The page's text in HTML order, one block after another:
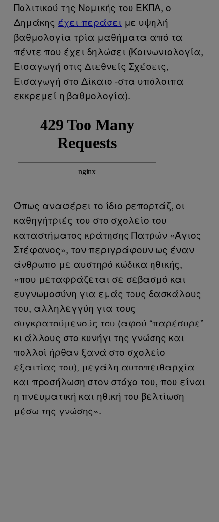
Πολιτικού της Νομικής του ΕΚΠΑ, ο
Δημάκης έχει περάσει με υψηλή
βαθμολογία τρία μαθήματα από τα
πέντε που έχει δηλώσει (Κοινωνιολογία,
Εισαγωγή στις Διεθνείς Σχέσεις,
Εισαγωγή στο Δίκαιο -στα υπόλοιπα
εκκρεμεί η βαθμολογία).
Όπως αναφέρει το ίδιο ρεπορτάζ, οι
καθηγήτριές του στο σχολείο του
καταστήματος κράτησης Πατρών «Άγιος
Στέφανος», τον περιγράφουν ως έναν
άνθρωπο με αυστηρό κώδικα ηθικής,
«που μεταφράζεται σε σεβασμό και
ευγνωμοσύνη για εμάς τους δασκάλους
του, αλληλεγγύη για τους
συγκρατούμενούς του (αφού “παρέσυρε”
κι άλλους στο κυνήγι της γνώσης και
πολλοί ήρθαν ξανά στο σχολείο
εξαιτίας του), μεγάλη αυτοπειθαρχία
και προσήλωση στον στόχο του, που είναι
η πνευματική και ηθική του βελτίωση
μέσω της γνώσης».